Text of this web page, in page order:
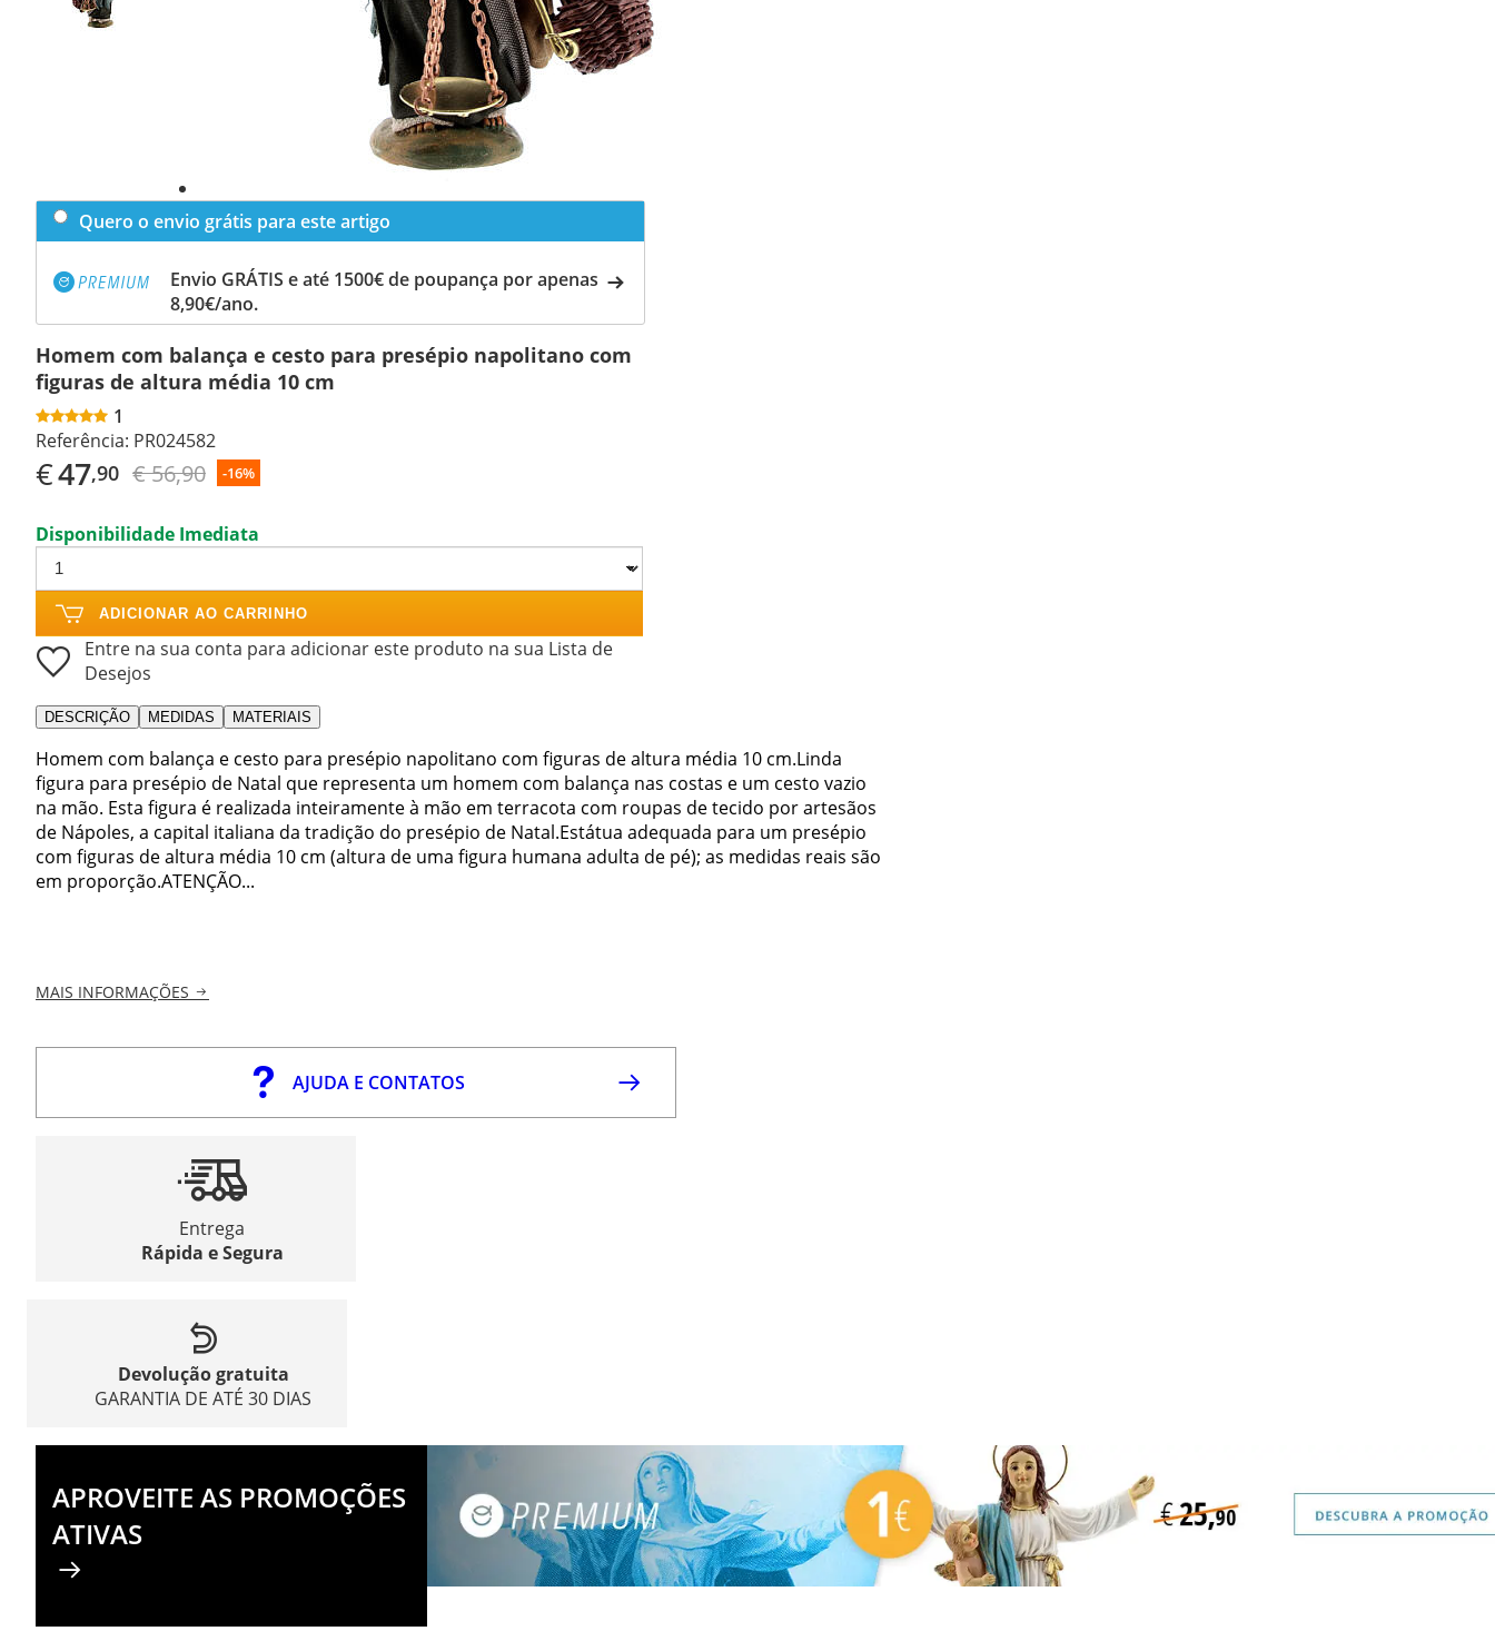
Quero o envio grátis para este artigo
Envio GRÁTIS e até 1500€ de poupança por apenas
8,90€/ano.
Homem com balança e cesto para presépio napolitano com
figuras de altura média 10 cm
1
Referência: PR024582
€47,90 € 56,90 -16%
Disponibilidade Imediata
ADICIONAR AO CARRINHO
Entre na sua conta para adicionar este produto na sua Lista de
Desejos
DESCRIÇÃO MEDIDAS MATERIAIS
Homem com balança e cesto para presépio napolitano com figuras de altura média 10 cm.Linda
figura para presépio de Natal que representa um homem com balança nas costas e um cesto vazio
na mão. Esta figura é realizada inteiramente à mão em terracota com roupas de tecido por artesãos
de Nápoles, a capital italiana da tradição do presépio de Natal.Estátua adequada para um presépio
com figuras de altura média 10 cm (altura de uma figura humana adulta de pé); as medidas reais são
em proporção.ATENÇÃO...
MAIS INFORMAÇÕES
AJUDA E CONTATOS
Entrega
Rápida e Segura
Devolução gratuita
GARANTIA DE ATÉ 30 DIAS
APROVEITE AS PROMOÇÕES
ATIVAS